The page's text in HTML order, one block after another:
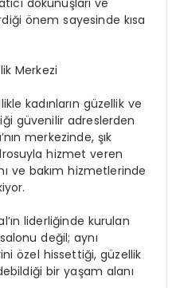
önem sayesinde kısa
Merkezi
kadınların güzellik ve
güvenilir adreslerden
merkezinde, şık
hizmet veren
ve bakım hizmetlerinde
liderliğinde kurulan
değil; aynı
özel hissettiği, güzellik
bir yaşam alanı